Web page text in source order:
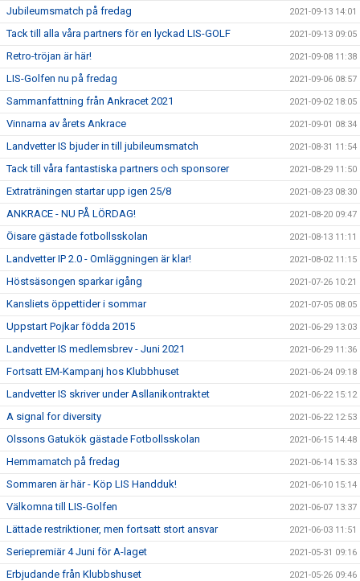
Jubileumsmatch på fredag 2021-09-13 14:01
Tack till alla våra partners för en lyckad LIS-GOLF 2021-09-13 09:05
Retro-tröjan är här! 2021-09-08 11:38
LIS-Golfen nu på fredag 2021-09-06 08:57
Sammanfattning från Ankracet 2021 2021-09-02 18:05
Vinnarna av årets Ankrace 2021-09-01 08:34
Landvetter IS bjuder in till jubileumsmatch 2021-08-31 11:54
Tack till våra fantastiska partners och sponsorer 2021-08-29 11:50
Extraträningen startar upp igen 25/8 2021-08-23 08:30
ANKRACE - NU PÅ LÖRDAG! 2021-08-20 09:47
Öisare gästade fotbollsskolan 2021-08-13 11:11
Landvetter IP 2.0 - Omläggningen är klar! 2021-08-02 11:15
Höstsäsongen sparkar igång 2021-07-26 10:21
Kansliets öppettider i sommar 2021-07-05 08:05
Uppstart Pojkar födda 2015 2021-06-29 13:03
Landvetter IS medlemsbrev - Juni 2021 2021-06-29 11:36
Fortsatt EM-Kampanj hos Klubbhuset 2021-06-24 09:18
Landvetter IS skriver under Asllanikontraktet 2021-06-22 15:12
A signal for diversity 2021-06-22 12:53
Olssons Gatukök gästade Fotbollsskolan 2021-06-15 14:48
Hemmamatch på fredag 2021-06-14 15:33
Sommaren är här - Köp LIS Handduk! 2021-06-10 15:14
Välkomna till LIS-Golfen 2021-06-07 13:37
Lättade restriktioner, men fortsatt stort ansvar 2021-06-03 11:51
Seriepremiär 4 Juni för A-laget 2021-05-31 09:16
Erbjudande från Klubbshuset 2021-05-26 09:46